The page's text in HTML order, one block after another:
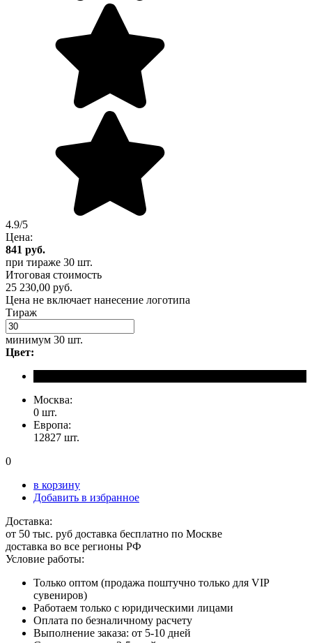
4.9/5
Цена:
841 руб.
при тираже 30 шт.
Итоговая стоимость
25 230,00 руб.
Цена не включает нанесение логотипа
Тираж
минимум 30 шт.
Цвет:
Москва:
0 шт.
Европа:
12827 шт.
0
в корзину
Добавить в избранное
Доставка:
от 50 тыс. руб доставка бесплатно по Москве
доставка во все регионы РФ
Условие работы:
Только оптом (продажа поштучно только для VIP
сувениров)
Работаем только с юридическими лицами
Оплата по безналичному расчету
Выполнение заказа: от 5-10 дней